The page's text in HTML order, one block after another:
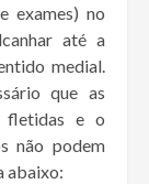
exames) no
até a
medial.
que as
fletidas e o
não podem
abaixo: